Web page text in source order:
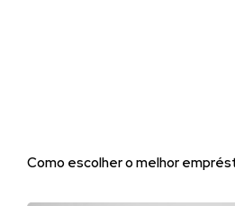
Como escolher o melhor